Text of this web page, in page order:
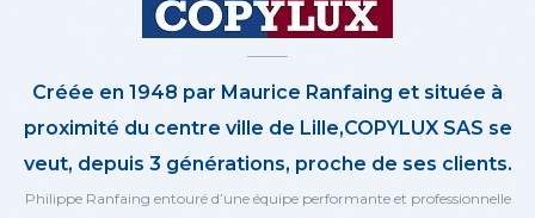
Créée en 1948 par Maurice Ranfaing et située à
proximité du centre ville de Lille,COPYLUX SAS se
veut, depuis 3 générations, proche de ses clients.
Philippe Ranfaing entouré d’une équipe performante et professionnelle